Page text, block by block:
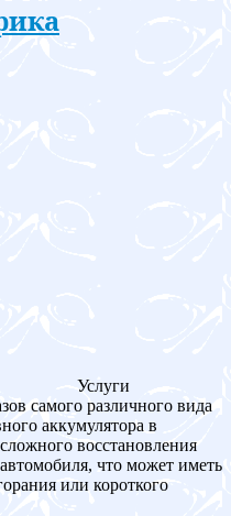
Услуги
самого различного вида
аккумулятора в
восстановления
что может иметь
или короткого